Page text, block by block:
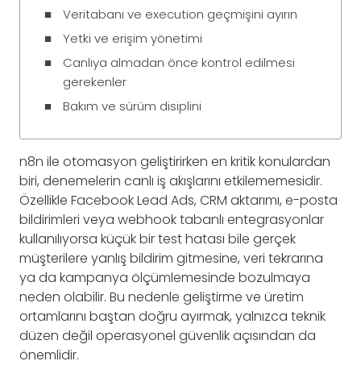
Veritabanı ve execution geçmişini ayırın
Yetki ve erişim yönetimi
Canlıya almadan önce kontrol edilmesi
gerekenler
Bakım ve sürüm disiplini
n8n ile otomasyon geliştirirken en kritik konulardan
biri, denemelerin canlı iş akışlarını etkilememesidir.
Özellikle Facebook Lead Ads, CRM aktarımı, e-posta
bildirimleri veya webhook tabanlı entegrasyonlar
kullanılıyorsa küçük bir test hatası bile gerçek
müşterilere yanlış bildirim gitmesine, veri tekrarına
ya da kampanya ölçümlemesinde bozulmaya
neden olabilir. Bu nedenle geliştirme ve üretim
ortamlarını baştan doğru ayırmak, yalnızca teknik
düzen değil operasyonel güvenlik açısından da
önemlidir.